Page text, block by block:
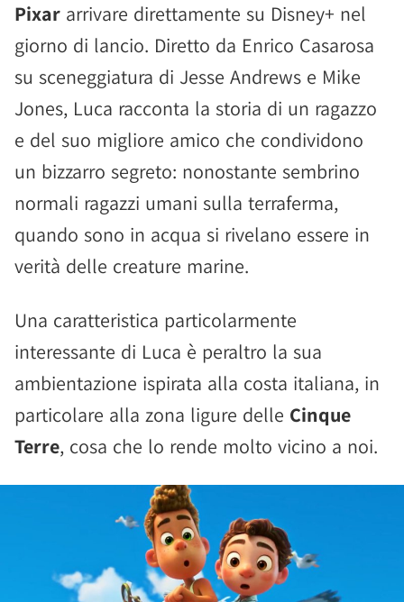
Pixar arrivare direttamente su Disney+ nel
giorno di lancio. Diretto da Enrico Casarosa
su sceneggiatura di Jesse Andrews e Mike
Jones, Luca racconta la storia di un ragazzo
e del suo migliore amico che condividono
un bizzarro segreto: nonostante sembrino
normali ragazzi umani sulla terraferma,
quando sono in acqua si rivelano essere in
verità delle creature marine.
Una caratteristica particolarmente
interessante di Luca è peraltro la sua
ambientazione ispirata alla costa italiana, in
particolare alla zona ligure delle Cinque
Terre, cosa che lo rende molto vicino a noi.